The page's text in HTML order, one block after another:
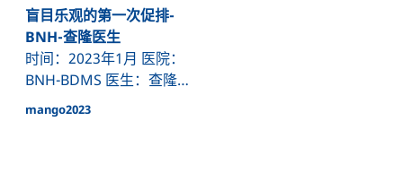
盲目乐观的第一次促排-
BNH-查隆医生
时间：2023年1月 医院：
BNH-BDMS 医生：查隆
医生 个人情况：年龄36，
mango2023